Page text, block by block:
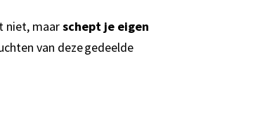
niet, maarschept je eigen
van deze gedeelde